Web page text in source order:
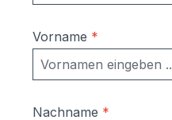
Vorname *
Nachname *